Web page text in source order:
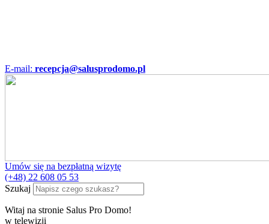
E-mail: recepcja@salusprodomo.pl
Umów się na bezpłatną wizytę
(+48) 22 608 05 53
Szukaj
Witaj na stronie Salus Pro Domo!
w telewizji